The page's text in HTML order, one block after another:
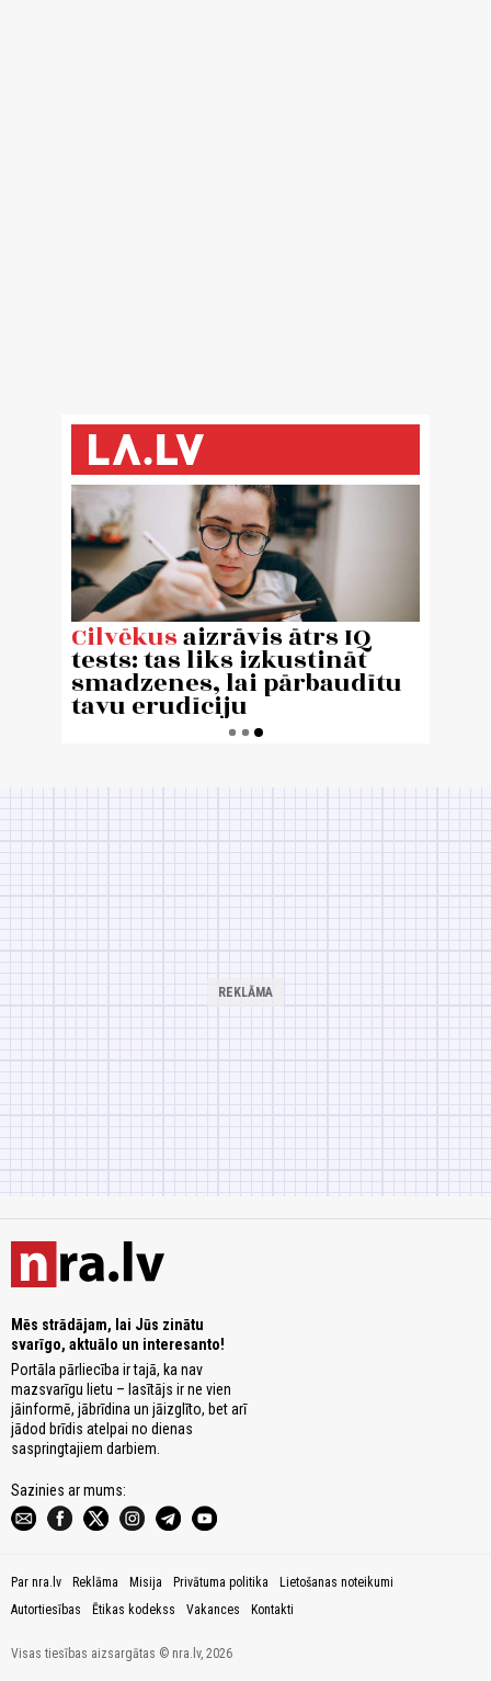
Mēs strādājam, lai Jūs zinātu
svarīgo, aktuālo un interesanto!
Portāla pārliecība ir tajā, ka nav
mazsvarīgu lietu – lasītājs ir ne vien
jāinformē, jābrīdina un jāizglīto, bet arī
jādod brīdis atelpai no dienas
saspringtajiem darbiem.
Sazinies ar mums:
Par nra.lv Reklāma Misija Privātuma politika
Lietošanas noteikumi
Autortiesības
Ētikas kodekss Vakances Kontakti
Visas tiesības aizsargātas © nra.lv, 2026